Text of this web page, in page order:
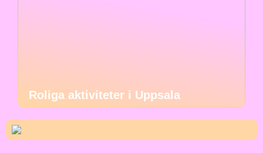
Roliga aktiviteter i Uppsala